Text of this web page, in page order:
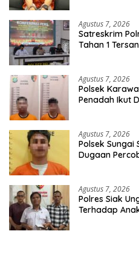
Agustus 7, 2026
Satreskrim
Tahan 1
Agustus 7, 2026
Polsek
Penadah Ikut
Agustus 7, 2026
Polsek Sungai
Dugaan
Agustus 7, 2026
Polres Siak
Terhadap